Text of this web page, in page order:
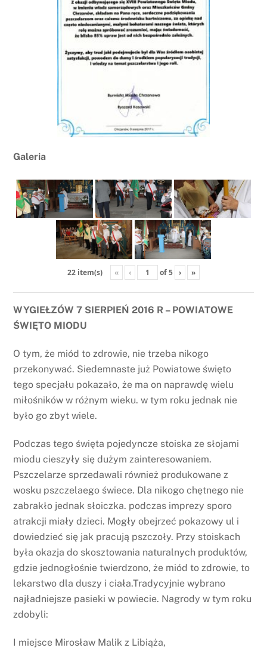
Galeria
22 item(s) « ‹ of5 › »
WYGIEŁZÓW 7 SIERPIEŃ 2016 R – POWIATOWE
ŚWIĘTO MIODU
O tym, że miód to zdrowie, nie trzeba nikogo
przekonywać. Siedemnaste już Powiatowe święto
tego specjału pokazało, że ma on naprawdę wielu
miłośników w różnym wieku. w tym roku jednak nie
było go zbyt wiele.
Podczas tego święta pojedyncze stoiska ze słojami
miodu cieszyły się dużym zainteresowaniem.
Pszczelarze sprzedawali również produkowane z
wosku pszczelaego świece. Dla nikogo chętnego nie
zabrakło jednak słoiczka. podczas imprezy sporo
atrakcji miały dzieci. Mogły obejrzeć pokazowy ul i
dowiedzieć się jak pracują pszczoły. Przy stoiskach
była okazja do skosztowania naturalnych produktów,
gdzie jednogłośnie twierdzono, że miód to zdrowie, to
lekarstwo dla duszy i ciała.Tradycyjnie wybrano
najładniejsze pasieki w powiecie. Nagrody w tym roku
zdobyli:
I miejsce Mirosław Malik z Libiąża,